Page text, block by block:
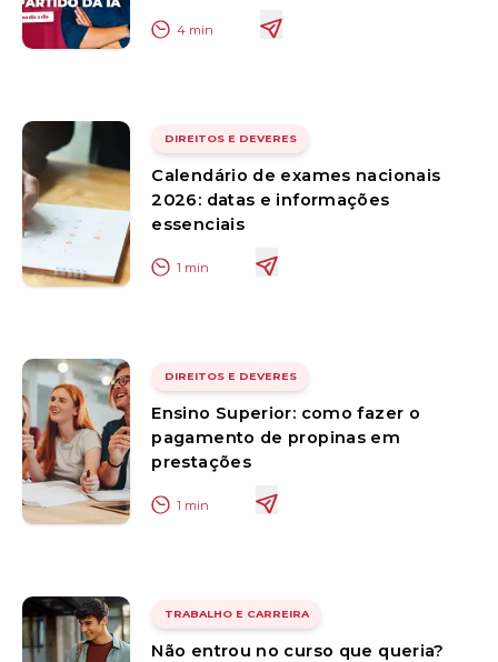
4 min
DIREITOS E DEVERES
Calendário de exames nacionais
2026: datas e informações
essenciais
1 min
DIREITOS E DEVERES
Ensino Superior: como fazer o
pagamento de propinas em
prestações
1 min
TRABALHO E CARREIRA
Não entrou no curso que queria?